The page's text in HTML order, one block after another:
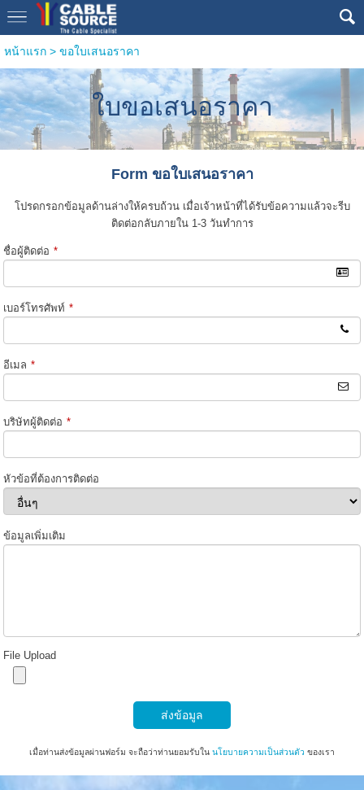
หน้าแรก> ขอใบเสนอราคา
ใบขอเสนอราคา
Form ขอใบเสนอราคา
โปรดกรอกข้อมูลด้านล่างให้ครบถ้วน เมื่อเจ้าหน้าที่ได้รับข้อความแล้วจะรีบ
ติดต่อกลับภายใน 1-3 วันทำการ
ชื่อผู้ติดต่อ *
เบอร์โทรศัพท์ *
อีเมล *
บริษัทผู้ติดต่อ *
หัวข้อที่ต้องการติดต่อ
ข้อมูลเพิ่มเติม
File Upload
ส่งข้อมูล
เมื่อท่านส่งข้อมูลผ่านฟอร์ม จะถือว่าท่านยอมรับใน นโยบายความเป็นส่วนตัว ของเรา